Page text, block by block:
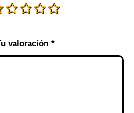
valoración *